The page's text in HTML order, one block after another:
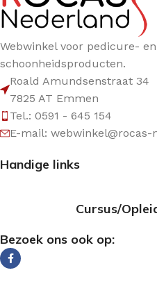
Webwinkel voor pedicure- en
schoonheidsproducten.
Roald Amundsenstraat 34
7825 AT Emmen
Tel.: 0591 - 645 154
E-mail:
Handige links
Cursus/
Bezoek ons ook op: